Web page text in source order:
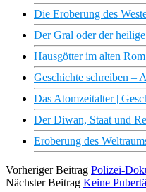
Die Eroberung des
Der Gral oder der
Hausgötter im alten
Geschichte schreiben –
Das Atomzeitalter |
Der Diwan, Staat und
Eroberung des
Vorheriger Beitrag Polizei-
Nächster Beitrag Keine